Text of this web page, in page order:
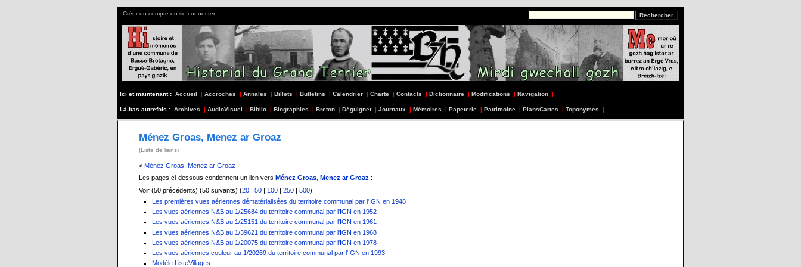
Créer un compte ou se connecter
Ici et maintenant : Accueil | Accroches | Annales | Billets | Bulletins | Calendrier | Charte | Contacts | Dictionnaire | Modifications | Navigation |
Là-bas autrefois : Archives | AudioVisuel | Biblio | Biographies | Breton | Déguignet | Journaux | Mémoires | Papeterie | Patrimoine | PlansCartes | Toponymes |
Ménez Groas, Menez ar Groaz
(Liste de liens)
< Ménez Groas, Menez ar Groaz
Les pages ci-dessous contiennent un lien vers Ménez Groas, Menez ar Groaz :
Voir (50 précédents) (50 suivants) (20 | 50 | 100 | 250 | 500).
Les premières vues aériennes dématérialisées du territoire communal par l'IGN en 1948
Les vues aériennes N&B au 1/25684 du territoire communal par l'IGN en 1952
Les vues aériennes N&B au 1/25151 du territoire communal par l'IGN en 1961
Les vues aériennes N&B au 1/39621 du territoire communal par l'IGN en 1968
Les vues aériennes N&B au 1/20075 du territoire communal par l'IGN en 1978
Les vues aériennes couleur au 1/20269 du territoire communal par l'IGN en 1993
Modèle:ListeVillages